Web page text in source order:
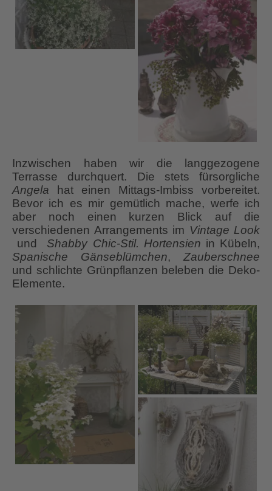
Inzwischen haben wir die langgezogene
Terrasse durchquert. Die stets fürsorgliche
Angela hat einen Mittags-Imbiss vorbereitet.
Bevor ich es mir gemütlich mache, werfe ich
aber noch einen kurzen Blick auf die
verschiedenen Arrangements im Vintage Look
und Shabby Chic-Stil. Hortensien in Kübeln,
Spanische
Gänseblümchen, Zauberschnee
und schlichte Grünpflanzen beleben die Deko-
Elemente.